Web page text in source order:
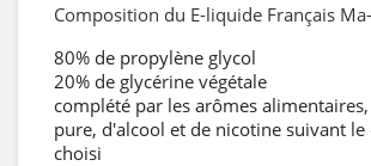
Composition du E-liquide Français
80% de propylène glycol
20% de glycérine végétale
complété par les arômes
pure, d'alcool et de nicotine suivant le
choisi